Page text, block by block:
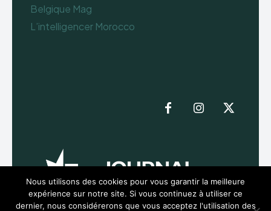
Belgique Mag
L’intelligencer Morocco
Nous utilisons des cookies pour vous garantir la meilleure
expérience sur notre site. Si vous continuez à utiliser ce
dernier, nous considérerons que vous acceptez l'utilisation des